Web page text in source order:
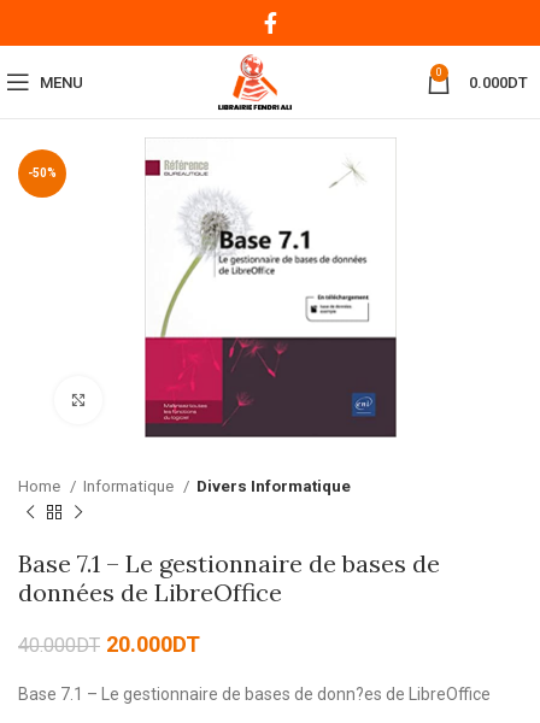
MENU
0
0.000DT
-50%
Click to enlarge
Home Informatique Divers Informatique
Base 7.1 – Le gestionnaire de bases de
données de LibreOffice
40.000DT 20.000DT
Base 7.1 – Le gestionnaire de bases de donn?es de LibreOffice